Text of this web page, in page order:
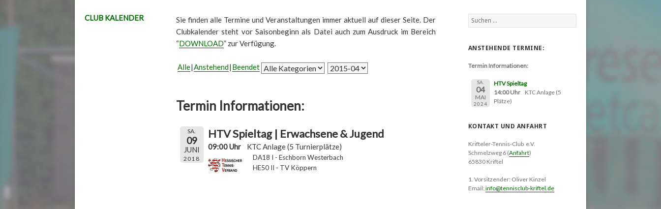
CLUB KALENDER
Suchen
nach:
ANSTEHENDE TERMINE:
Termin Informationen:
SA.
04
MAI
2024
HTV Spieltag
14:00 Uhr
KTC Anlage (5
Plätze)
KONTAKT UND ANFAHRT
Krifteler-Tennis-Club e.V.
Schmelzweg 6 (Anfahrt)
65830 Kriftel
1. Vorsitzender: Oliver Kinzel
Email: info@tennisclub-kriftel.de
Sie finden alle Termine und Veranstaltungen immer aktuell auf dieser Seite. Der
Clubkalender steht vor Saisonbeginn als Datei auch zum Ausdruck im Bereich
“DOWNLOAD” zur Verfügung.
Alle Anstehend Beendet
Termin Informationen:
SA.
09
JUNI
2018
HTV Spieltag | Erwachsene & Jugend
09:00 Uhr KTC Anlage (5 Turnierplätze)
DA18 I - Eschborn Westerbach
HE50 II - TV Köppern